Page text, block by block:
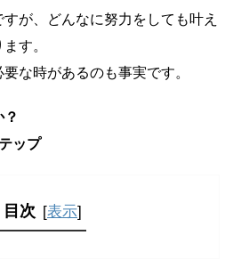
が、どんなに努力をしても叶え
す。
な時があるのも事実です。
ップ
目次 [表示]